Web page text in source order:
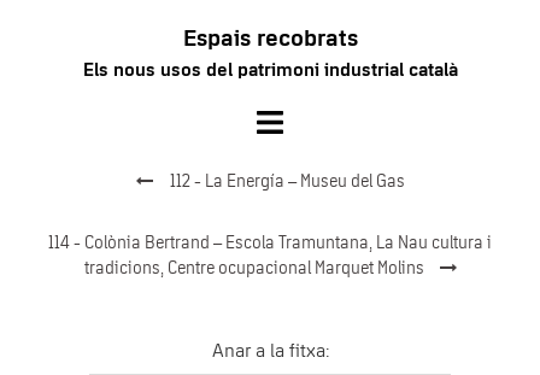
Espais recobrats
Els nous usos del patrimoni industrial català
Toggle
112 - La Energía – Museu del Gas
114 - Colònia Bertrand – Escola Tramuntana, La Nau cultura i
tradicions, Centre ocupacional Marquet Molins
Anar a la fitxa: